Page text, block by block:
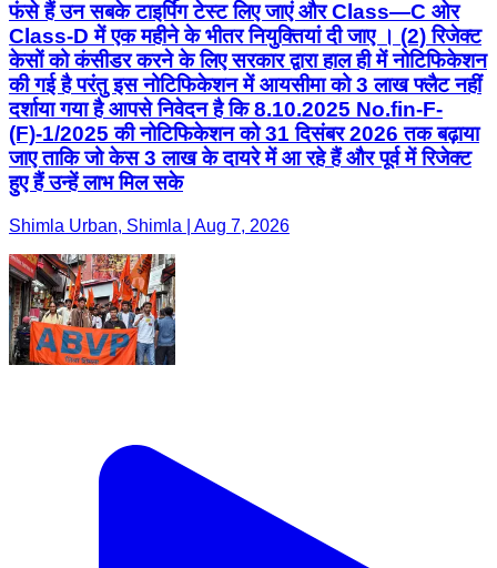
फंसे हैं उन सबके टाइपिंग टेस्ट लिए जाएं और Class—C ओर
Class-D में एक महीने के भीतर नियुक्तियां दी जाए । (2) रिजेक्ट
केसों को कंसीडर करने के लिए सरकार द्वारा हाल ही में नोटिफिकेशन
की गई है परंतु इस नोटिफिकेशन में आयसीमा को 3 लाख फ्लैट नहीं
दर्शाया गया है आपसे निवेदन है कि 8.10.2025 No.fin-F-
(F)-1/2025 की नोटिफिकेशन को 31 दिसंबर 2026 तक बढ़ाया
जाए ताकि जो केस 3 लाख के दायरे में आ रहे हैं और पूर्व में रिजेक्ट
हुए हैं उन्हें लाभ मिल सके
Shimla Urban, Shimla | Aug 7, 2026